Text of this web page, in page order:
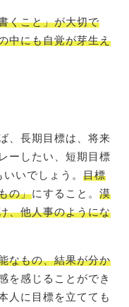
くこと」が大切で
中にも自覚が芽生え
、長期目標は、将来
ーしたい、短期目標
いいでしょう。目標
の」にすること。漠
、他人事のようにな
なもの、結果が分か
を感じることができ
人に目標を立てても